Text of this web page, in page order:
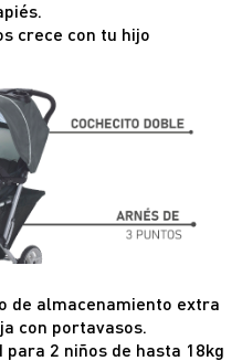
crece con tu hijo
de almacenamiento extra
con portavasos.
2 niños de hasta 18kg